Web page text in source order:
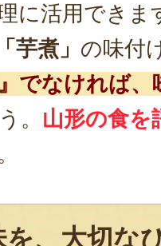
に活用できま
「芋煮」 の味付
でなければ
。 山形の食を
、大切な